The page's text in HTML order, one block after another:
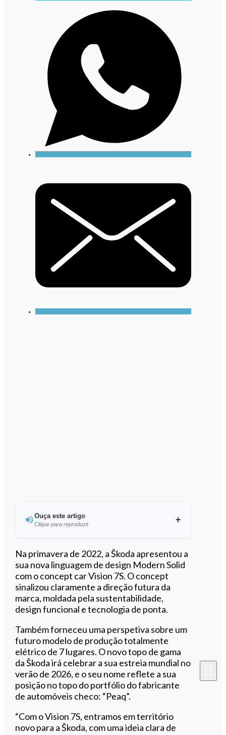
Ouça este artigo
Clique para reproduzir
Ouvir este artigo
Na primavera de 2022, a Škoda apresentou a
sua nova linguagem de design Modern Solid
com o concept car Vision 7S. O concept
sinalizou claramente a direção futura da
marca, moldada pela sustentabilidade,
design funcional e tecnologia de ponta.
Também forneceu uma perspetiva sobre um
futuro modelo de produção totalmente
elétrico de 7 lugares. O novo topo de gama
da Škoda irá celebrar a sua estreia mundial no
verão de 2026, e o seu nome reflete a sua
posição no topo do portfólio do fabricante
de automóveis checo: “Peaq”.
“Com o Vision 7S, entramos em território
novo para a Škoda, com uma ideia clara de